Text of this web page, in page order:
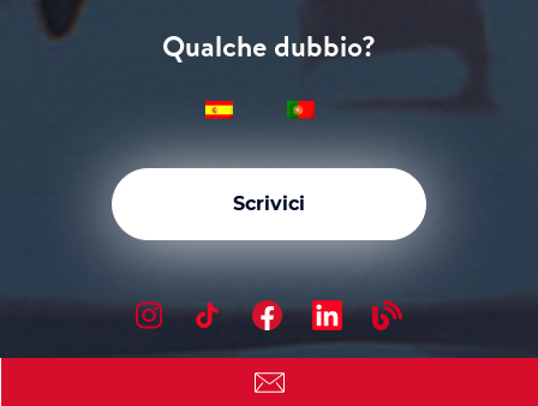
Qualche dubbio?
Scrivici